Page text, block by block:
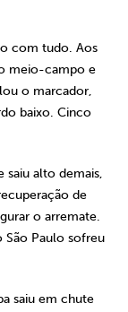
com tudo. Aos
meio-campo e
o marcador,
baixo. Cinco
saiu alto demais,
de
o arremate.
São Paulo sofreu
saiu em chute